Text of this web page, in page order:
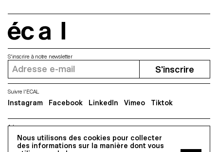
Nous utilisons des cookies pour collecter
des informations sur la manière dont vous
Adresse
5, avenue du Temple, CH-1020 Renens
S'inscrire à notre newsletter
S'inscrire
Suivre l'ECAL
Instagram Facebook LinkedIn Vimeo Tiktok